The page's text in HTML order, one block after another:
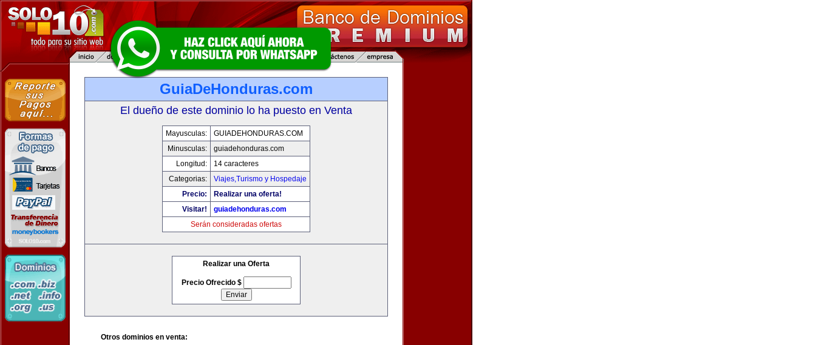
GuiaDeHonduras.com
El dueño de este dominio lo ha puesto en Venta
Mayusculas:
GUIADEHONDURAS.COM
Minusculas:
guiadehonduras.com
Longitud:
14 caracteres
Categorias:
Viajes,Turismo y Hospedaje
Precio:
Realizar una oferta!
Visitar!
guiadehonduras.com
Serán consideradas ofertas
Realizar una Oferta
Precio Ofrecido $
Otros dominios en venta: